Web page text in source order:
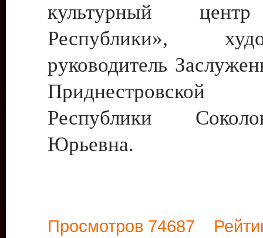
культурный
Республики»,
руководитель
Приднестровской
Республики
Юрьевна.
Просмотров 74687